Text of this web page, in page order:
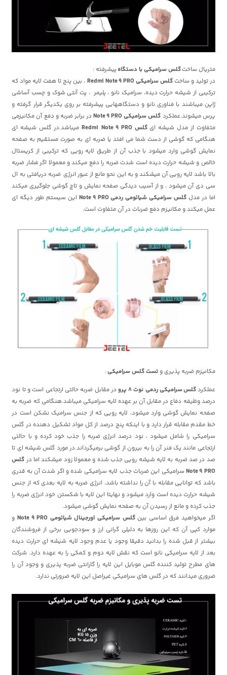
متریال ساختگلس سرامیکی با دستگاهپیشرفته :
در تولید و ساختگلس سرامیکی Redmi Note 9 PRO
، بین پنج تا هفت لایه مواد که
ترکیبی از شیشه حرارت دیده، سرامیک نانو ، پلیمر ، پت آنتی شوک و چسب آساشی
ژاپن میباشند با فناوری نانو و دستگاههایی پیشرفته بر روی یکدیگر قرار گرفته و
پرس میشوند.عملکرد گلس سرامیکی Note 9 PRO
در برابر ضربه و دفع آن مکانیزمی
متفاوت از مدل شیشه ایگلس Redmi Note 9 PRO
میباشد.در گلس شیشه ای
هنگامی که گوشی از دست شما می افتد یا ضربه ای به صورت مستقیم به صفحه
نمایش گوشی وارد میشود با جذب آن از طریق لایه رویی که ترکیبی از کریستال
خالص و شیشه حرارت دیده است شدت ضربه را دفع میکند و معمولا اگر فشار ضربه
بالا باشد لایه رویی آن میشکند و به این نحو مانع از عبور انرژی ضربه دریافتی به ال
سی دی آن میشود ، و از آسیب دیدگی صفحه نمایش و تاچ گوشی جلوگیری میکند
اما در مدل گلس سرامیکی شیائومی ردمیNote 9 PRO
این سیستم طور دیگه ای
عمل میکند و مکانیزم دفع ضربات در آن متفاوت است.
مکانیزم ضربه پذیری و تست گلس سرامیکی:
عملکردگلس سرامیکی ردمی نوت 8 پرو
در مقابل ضربه حالتی ارتجاعی است و تا نود
درصد وظیفه دفاع در مقابل آن بر عهده لایه سرامیکی میباشد.هنگامی که ضربه به
صفحه نمایش گوشی وارد میشود، لایه رویی که از جنس سرامیک نشکن است در
خط مقدم مقابله قرار دارد و با اینکه پنج درصد از کل مواد تشکیل دهنده در گلس
سرامیکی را شامل میشود ، نود درصد انرژی ضربه را جذب خود کرده و با حالتی
ارتجاعی مانند یک فنر آن را به بیرون از گوشی برمیگرداند.در مورد گلس شیشه ای تا
صد در صد ضربه به لایه شیشه رویی جذب شده و معمولا زود میشکند اما در گلس
Note 9 PRO سرامیکی این ضربات جذب لایه سرامیکی شده و اگر شدت آن به قدری
باشد که توانایی مقابله با آن را نداشته باشد، انرژی ضربه به لایه بعدی که از جنس
شیشه حرارت دیده است وارد میشود و نهایتا این لایه با شکستن خود انرژی ضربه را
جذب کرده و مانع از رسیدن آن به صفحه نمایش گوشی میشود.
اگر میخواهید فرق اساسی بینگلس سرامیکی اورجینالشیائومی
و
موارد کپی آن که این روزها به دلیلی گرانی ارز و سودجویی برخی از فروشندگان
بیشتر از قبل شده را بدانید دقیقا وجود یا عدم وجود لایه شیشه ای حرارت دیده
بعد از لایه سرامیکی نانو است که نقش لایه دوم و کمکی را به عهده دارد. شرکت
های مطرح تولید کننده گلس موبایل این لایه را گارانتی ضربه پذیری و وجود آن را
ضروری میدانند که در گلس های سرامیکی غیراصل این لایه ضرورتی ندارد.